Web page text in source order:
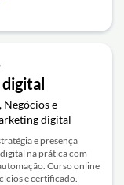
e
digital
e presença
na prática com
Curso online
e certificado.